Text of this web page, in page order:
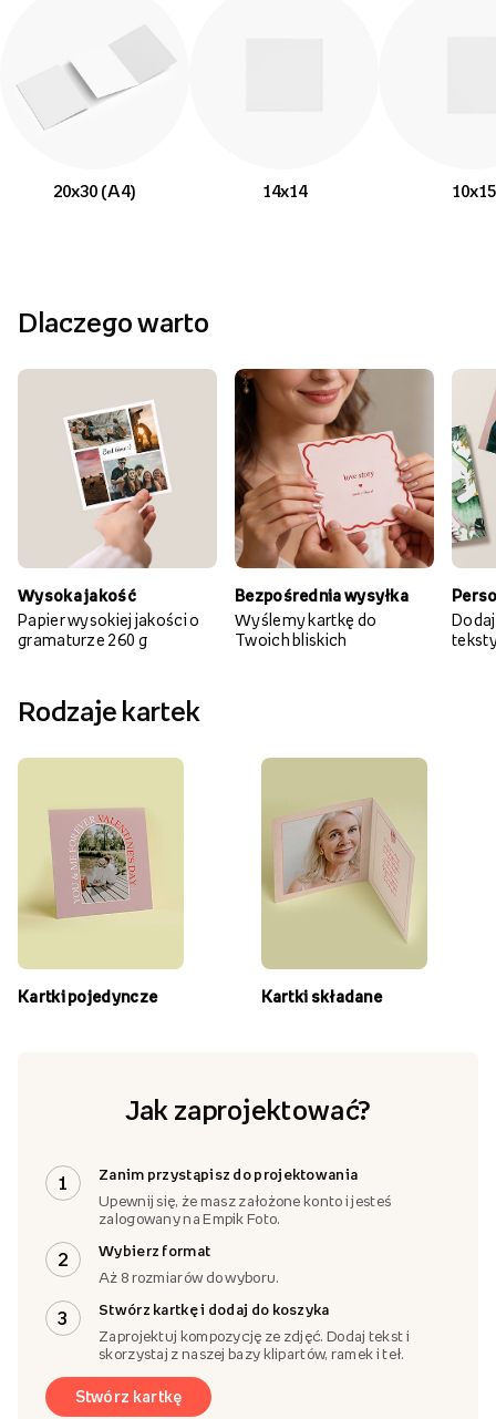
20x30 (A4) 14x14 10x15
Dlaczego warto
Wysoka jakość
Papier wysokiej jakości o
gramaturze 260 g
Bezpośrednia wysyłka
Wyślemy kartkę do
Twoich bliskich
Rodzaje kartek
Kartki pojedyncze Kartki składane
Jak zaprojektować?
1
Zanim przystąpisz do projektowania
Upewnij się, że masz założone konto i jesteś
zalogowany na Empik Foto.
2
Wybierz format
Aż 8 rozmiarów do wyboru.
3
Stwórz kartkę i dodaj do koszyka
Zaprojektuj kompozycję ze zdjęć. Dodaj tekst i
skorzystaj z naszej bazy klipartów, ramek i teł.
Stwórz kartkę